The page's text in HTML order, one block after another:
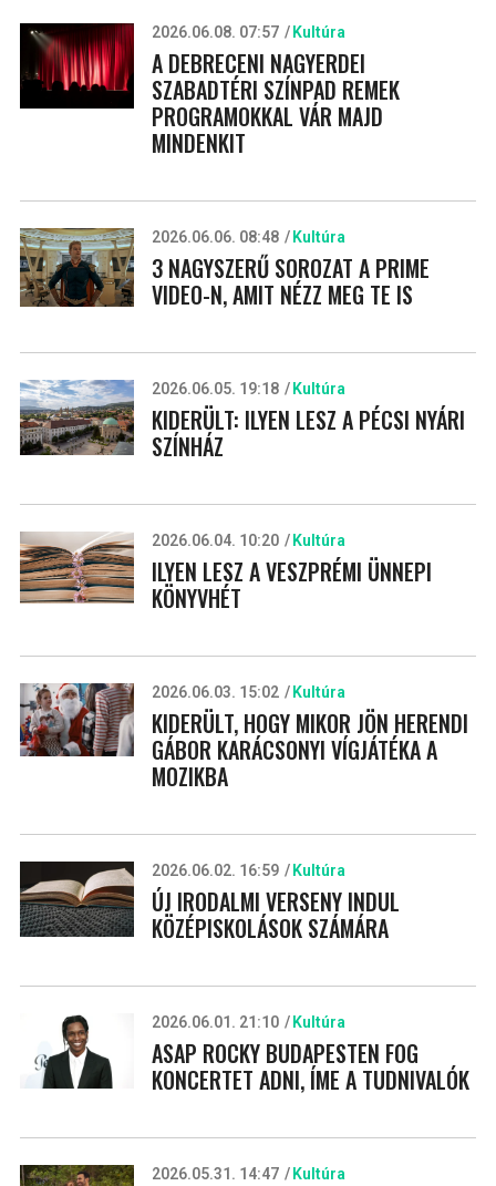
2026.06.08. 07:57 Kultúra
A DEBRECENI NAGYERDEI
SZABADTÉRI SZÍNPAD REMEK
PROGRAMOKKAL VÁR MAJD
MINDENKIT
2026.06.06. 08:48 Kultúra
3 NAGYSZERŰ SOROZAT A PRIME
VIDEO-N, AMIT NÉZZ MEG TE IS
2026.06.05. 19:18 Kultúra
KIDERÜLT: ILYEN LESZ A PÉCSI NYÁRI
SZÍNHÁZ
2026.06.04. 10:20 Kultúra
ILYEN LESZ A VESZPRÉMI ÜNNEPI
KÖNYVHÉT
2026.06.03. 15:02 Kultúra
KIDERÜLT, HOGY MIKOR JÖN HERENDI
GÁBOR KARÁCSONYI VÍGJÁTÉKA A
MOZIKBA
2026.06.02. 16:59 Kultúra
ÚJ IRODALMI VERSENY INDUL
KÖZÉPISKOLÁSOK SZÁMÁRA
2026.06.01. 21:10 Kultúra
ASAP ROCKY BUDAPESTEN FOG
KONCERTET ADNI, ÍME A TUDNIVALÓK
2026.05.31. 14:47 Kultúra